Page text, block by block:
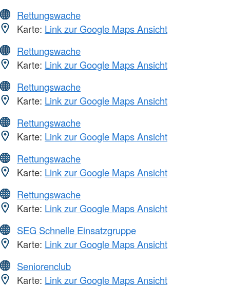
Rettungswache
Karte: Link zur Google Maps Ansicht
Rettungswache
Karte: Link zur Google Maps Ansicht
Rettungswache
Karte: Link zur Google Maps Ansicht
Rettungswache
Karte: Link zur Google Maps Ansicht
Rettungswache
Karte: Link zur Google Maps Ansicht
Rettungswache
Karte: Link zur Google Maps Ansicht
SEG Schnelle Einsatzgruppe
Karte: Link zur Google Maps Ansicht
Seniorenclub
Karte: Link zur Google Maps Ansicht